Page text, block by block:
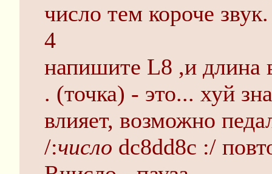
число тем короче
4
напишите L8 ,и длина
. (точка) - это... хуй
влияет, возможно
/:число dc8dd8c :/